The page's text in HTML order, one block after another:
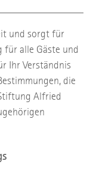
und sorgt für
für alle Gäste und
Ihr Verständnis
die
Alfried